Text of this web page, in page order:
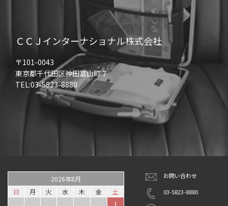
ＣＣＪインターナショナル株式会社
〒101-0043
東京都千代田区神田富山町７
TEL:03-5823-8880
2026年8月
日
月 火 水 木 金
土
1
お問い合わせ
03-5823-8880